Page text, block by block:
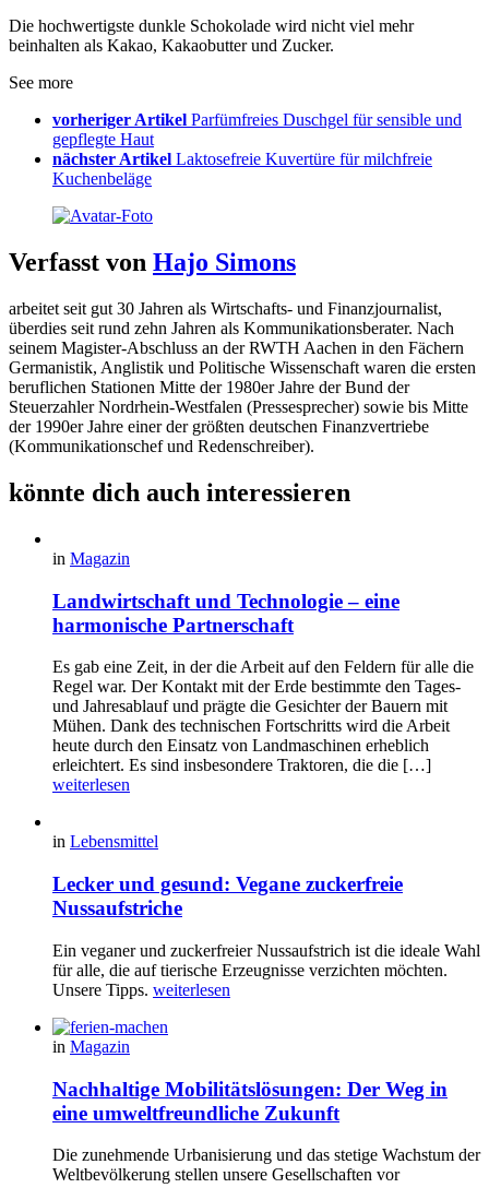
Die hochwertigste dunkle Schokolade wird nicht viel mehr
beinhalten als Kakao, Kakaobutter und Zucker.
See more
vorheriger Artikel Parfümfreies Duschgel für sensible und
gepflegte Haut
nächster Artikel Laktosefreie Kuvertüre für milchfreie
Kuchenbeläge
Verfasst von Hajo Simons
arbeitet seit gut 30 Jahren als Wirtschafts- und Finanzjournalist,
überdies seit rund zehn Jahren als Kommunikationsberater. Nach
seinem Magister-Abschluss an der RWTH Aachen in den Fächern
Germanistik, Anglistik und Politische Wissenschaft waren die ersten
beruflichen Stationen Mitte der 1980er Jahre der Bund der
Steuerzahler Nordrhein-Westfalen (Pressesprecher) sowie bis Mitte
der 1990er Jahre einer der größten deutschen Finanzvertriebe
(Kommunikationschef und Redenschreiber).
könnte dich auch interessieren
in Magazin
Landwirtschaft und Technologie – eine
harmonische Partnerschaft
Es gab eine Zeit, in der die Arbeit auf den Feldern für alle die
Regel war. Der Kontakt mit der Erde bestimmte den Tages-
und Jahresablauf und prägte die Gesichter der Bauern mit
Mühen. Dank des technischen Fortschritts wird die Arbeit
heute durch den Einsatz von Landmaschinen erheblich
erleichtert. Es sind insbesondere Traktoren, die die […]
weiterlesen
in Lebensmittel
Lecker und gesund: Vegane zuckerfreie
Nussaufstriche
Ein veganer und zuckerfreier Nussaufstrich ist die ideale Wahl
für alle, die auf tierische Erzeugnisse verzichten möchten.
Unsere Tipps. weiterlesen
in Magazin
Nachhaltige Mobilitätslösungen: Der Weg in
eine umweltfreundliche Zukunft
Die zunehmende Urbanisierung und das stetige Wachstum der
Weltbevölkerung stellen unsere Gesellschaften vor